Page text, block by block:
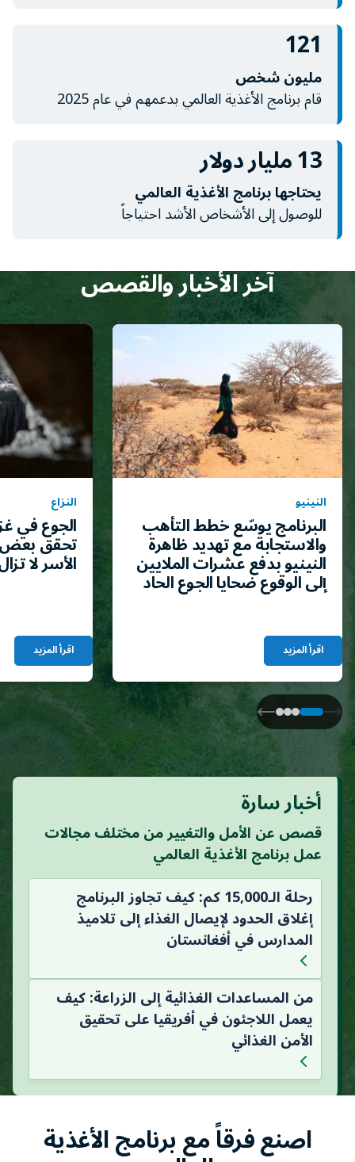
121
مليون شخص
قام برنامج الأغذية العالمي بدعمهم في عام 2025
13 مليار دولار
يحتاجها برنامج الأغذية العالمي
للوصول إلى الأشخاص الأشد احتياجاً
آخر الأخبار والقصص
النينيو
البرنامج يوسّع خطط التأهب
والاستجابة مع تهديد ظاهرة
النينيو بدفع عشرات الملايين
إلى الوقوع ضحايا الجوع الحاد
اقرأ المزيد
النزاع
الجوع في
تحقق بعض
الأسر لا
اقرأ المزيد
أخبار سارة
قصص عن الأمل والتغيير من مختلف مجالات
عمل برنامج الأغذية العالمي
رحلة الـ15,000 كم: كيف تجاوز البرنامج
إغلاق الحدود لإيصال الغذاء إلى تلاميذ
المدارس في أفغانستان
من المساعدات الغذائية إلى الزراعة: كيف
يعمل اللاجئون في أفريقيا على تحقيق
الأمن الغذائي
اصنع فرقاً مع برنامج الأغذية